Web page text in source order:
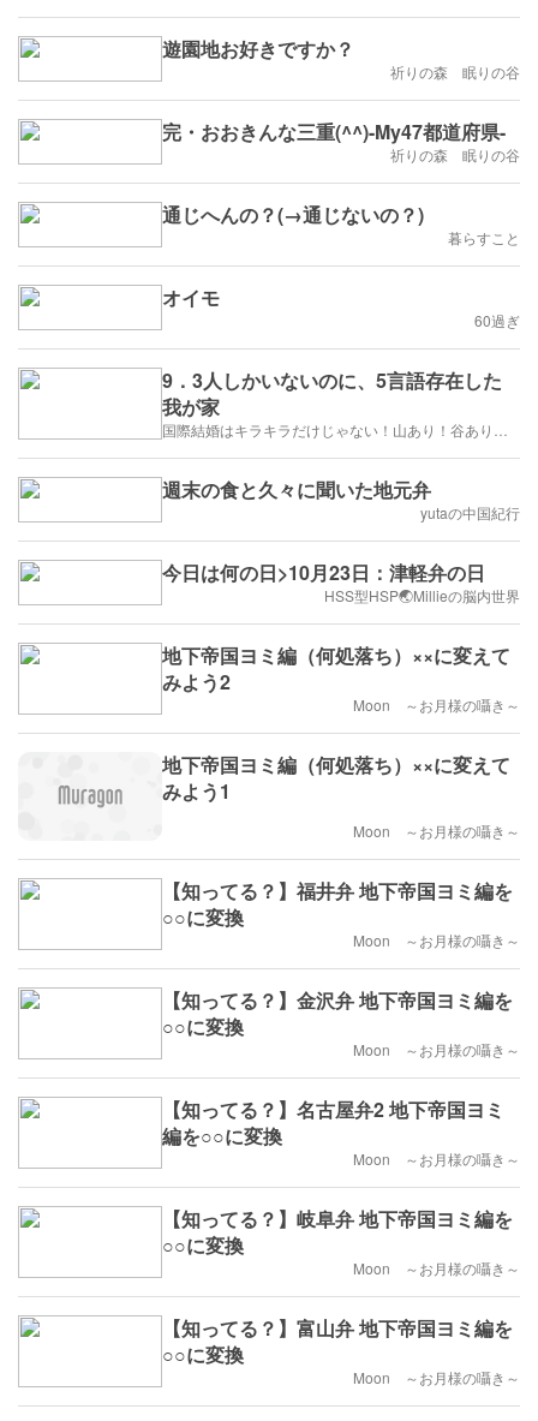
遊園地お好きですか？
祈りの森 眠りの谷
完・おおきんな三重(^^)-My47都道府県-
祈りの森 眠りの谷
通じへんの？(→通じないの？)
暮らすこと
オイモ
60過ぎ
9．3人しかいないのに、5言語存在した
我が家
週末の食と久々に聞いた地元弁
yutaの中国紀行
今日は何の日>10月23日：津軽弁の日
HSS型HSP🌏Millieの脳内世界
地下帝国ヨミ編（何処落ち）××に変えて
みよう2
Moon ～お月様の囁き～
地下帝国ヨミ編（何処落ち）××に変えて
みよう1
Moon ～お月様の囁き～
【知ってる？】福井弁 地下帝国ヨミ編を
○○に変換
Moon ～お月様の囁き～
【知ってる？】金沢弁 地下帝国ヨミ編を
○○に変換
Moon ～お月様の囁き～
【知ってる？】名古屋弁2 地下帝国ヨミ
編を○○に変換
Moon ～お月様の囁き～
【知ってる？】岐阜弁 地下帝国ヨミ編を
○○に変換
Moon ～お月様の囁き～
【知ってる？】富山弁 地下帝国ヨミ編を
○○に変換
Moon ～お月様の囁き～